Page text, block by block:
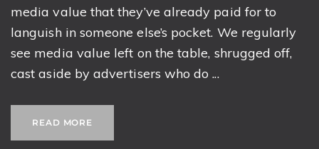
media value that they’ve already paid for to
languish in someone else’s pocket. We regularly
see media value left on the table, shrugged off,
cast aside by advertisers who do ...
READ MORE